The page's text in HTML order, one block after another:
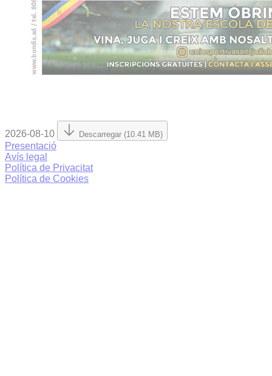
2026-08-10 Descarregar (10.41 MB)
Presentació
Avís legal
Política de Privacitat
Política de Cookies